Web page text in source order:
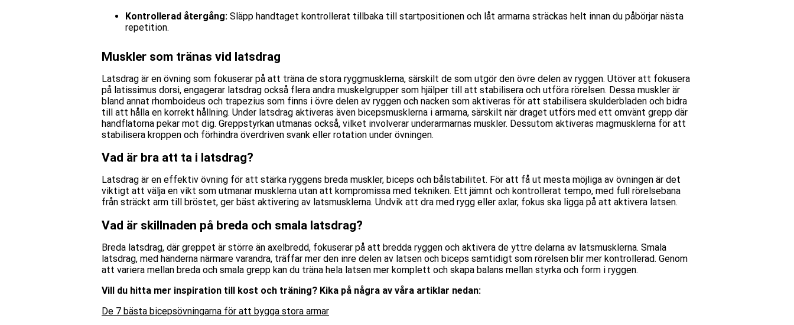
Kontrollerad återgång: Släpp handtaget kontrollerat tillbaka till startpositionen och låt armarna sträckas helt innan du påbörjar nästa
repetition.
Muskler som tränas vid latsdrag
Latsdrag är en övning som fokuserar på att träna de stora ryggmusklerna, särskilt de som utgör den övre delen av ryggen. Utöver att fokusera
på latissimus dorsi, engagerar latsdrag också flera andra muskelgrupper som hjälper till att stabilisera och utföra rörelsen. Dessa muskler är
bland annat rhomboideus och trapezius som finns i övre delen av ryggen och nacken som aktiveras för att stabilisera skulderbladen och bidra
till att hålla en korrekt hållning. Under latsdrag aktiveras även bicepsmusklerna i armarna, särskilt när draget utförs med ett omvänt grepp där
handflatorna pekar mot dig. Greppstyrkan utmanas också, vilket involverar underarmarnas muskler. Dessutom aktiveras magmusklerna för att
stabilisera kroppen och förhindra överdriven svank eller rotation under övningen.
Vad är bra att ta i latsdrag?
Latsdrag är en effektiv övning för att stärka ryggens breda muskler, biceps och bålstabilitet. För att få ut mesta möjliga av övningen är det
viktigt att välja en vikt som utmanar musklerna utan att kompromissa med tekniken. Ett jämnt och kontrollerat tempo, med full rörelsebana
från sträckt arm till bröstet, ger bäst aktivering av latsmusklerna. Undvik att dra med rygg eller axlar, fokus ska ligga på att aktivera latsen.
Vad är skillnaden på breda och smala latsdrag?
Breda latsdrag, där greppet är större än axelbredd, fokuserar på att bredda ryggen och aktivera de yttre delarna av latsmusklerna. Smala
latsdrag, med händerna närmare varandra, träffar mer den inre delen av latsen och biceps samtidigt som rörelsen blir mer kontrollerad. Genom
att variera mellan breda och smala grepp kan du träna hela latsen mer komplett och skapa balans mellan styrka och form i ryggen.
Vill du hitta mer inspiration till kost och träning? Kika på några av våra artiklar nedan:
De 7 bästa bicepsövningarna för att bygga stora armar